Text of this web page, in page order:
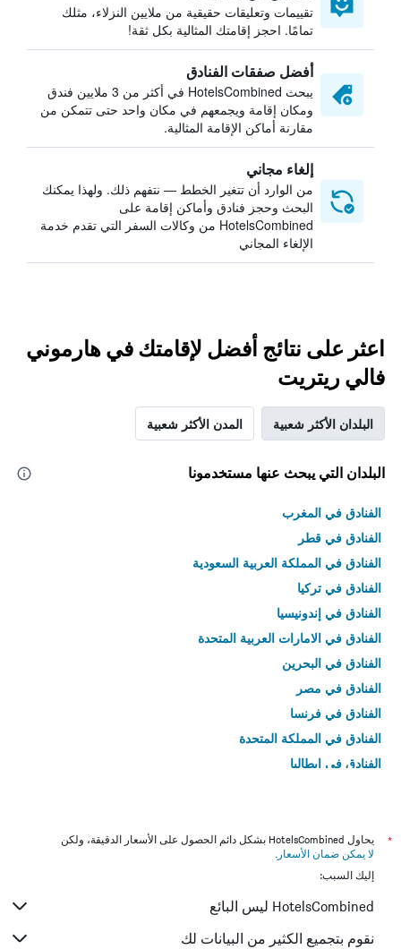
تقييمات وتعليقات حقيقية من ملايين النزلاء، مثلك
تمامًا. احجز إقامتك المثالية بكل ثقة!
أفضل صفقات الفنادق
يبحث HotelsCombined في أكثر من 3 ملايين فندق
ومكان إقامة ويجمعهم في مكان واحد حتى تتمكن من
مقارنة أماكن الإقامة المثالية.
إلغاء مجاني
من الوارد أن تتغير الخطط — نتفهم ذلك. ولهذا يمكنك
البحث وحجز فنادق وأماكن إقامة على
HotelsCombined من وكالات السفر التي تقدم خدمة
الإلغاء المجاني
اعثر على نتائج أفضل لإقامتك في هارموني
فالي ريتريت
البلدان الأكثر شعبية المدن الأكثر شعبية
البلدان التي يبحث عنها مستخدمونا
الفنادق في المغرب
الفنادق في قطر
الفنادق في المملكة العربية السعودية
الفنادق في تركيا
الفنادق في إندونيسيا
الفنادق في الامارات العربية المتحدة
الفنادق في البحرين
الفنادق في مصر
الفنادق في فرنسا
الفنادق في المملكة المتحدة
الفنادق في إيطاليا
*
يحاول HotelsCombined بشكل دائم الحصول على الأسعار الدقيقة، ولكن
لا يمكن ضمان الأسعار .
إليك السبب:
HotelsCombined ليس البائع
نقوم بتجميع الكثير من البيانات لك